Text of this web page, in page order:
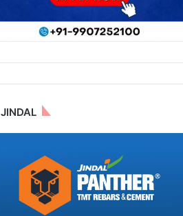
JINDAL